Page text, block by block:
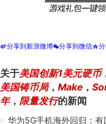
t分享到新浪微博w分享到微信z
关于美国创新1美元硬币
美国铸币局， Make ，
年， 限量发行的新闻